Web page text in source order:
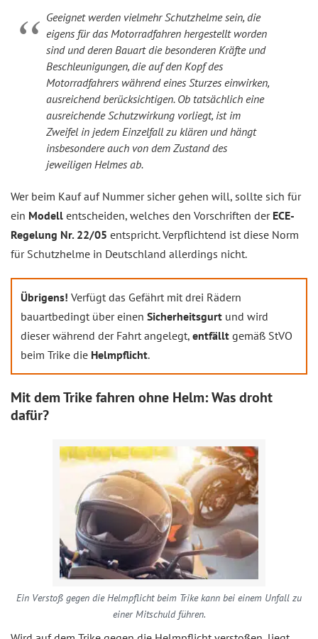
Geeignet werden vielmehr Schutzhelme sein, die
eigens für das Motorradfahren hergestellt worden
sind und deren Bauart die besonderen Kräfte und
Beschleunigungen, die auf den Kopf des
Motorradfahrers während eines Sturzes einwirken,
ausreichend berücksichtigen. Ob tatsächlich eine
ausreichende Schutzwirkung vorliegt, ist im
Zweifel in jedem Einzelfall zu klären und hängt
insbesondere auch von dem Zustand des
jeweiligen Helmes ab.
Wer beim Kauf auf Nummer sicher gehen will, sollte sich für
ein Modell entscheiden, welches den Vorschriften der ECE-
Regelung Nr. 22/05 entspricht. Verpflichtend ist diese Norm
für Schutzhelme in Deutschland allerdings nicht.
Übrigens! Verfügt das Gefährt mit drei Rädern
bauartbedingt über einen Sicherheitsgurt und wird
dieser während der Fahrt angelegt, entfällt gemäß StVO
beim Trike die Helmpflicht.
Mit dem Trike fahren ohne Helm: Was droht
dafür?
Ein Verstoß gegen die Helmpflicht beim Trike kann bei einem Unfall zu
einer Mitschuld führen.